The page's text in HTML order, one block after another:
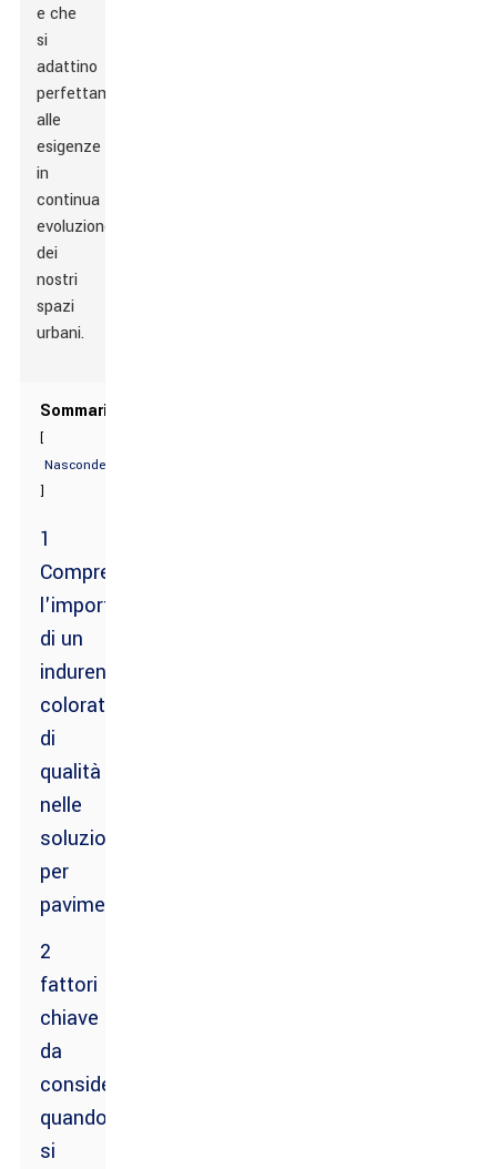
e che
si
adattino
perfettamente
alle
esigenze
in
continua
evoluzione
dei
nostri
spazi
urbani.
Sommario
[
Nascondere
]
1
Comprendere
l'importanza
di un
indurente
colorato
di
qualità
nelle
soluzioni
per
pavimenti
2
fattori
chiave
da
considerare
quando
si